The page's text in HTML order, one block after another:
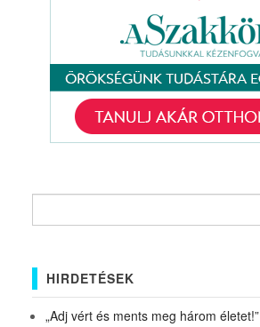
HIRDETÉSEK
„Adj vért és ments meg három életet!”